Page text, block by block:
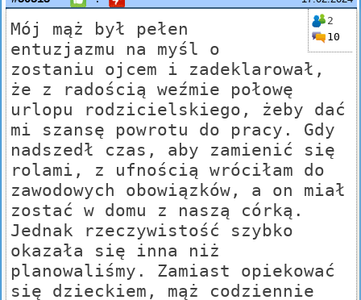
2
10
Mój mąż był pełen
entuzjazmu na myśl o
zostaniu ojcem i zadeklarował,
że z radością weźmie połowę
urlopu rodzicielskiego, żeby dać
mi szansę powrotu do pracy. Gdy
nadszedł czas, aby zamienić się
rolami, z ufnością wróciłam do
zawodowych obowiązków, a on miał
zostać w domu z naszą córką.
Jednak rzeczywistość szybko
okazała się inna niż
planowaliśmy. Zamiast opiekować
się dzieckiem, mąż codziennie